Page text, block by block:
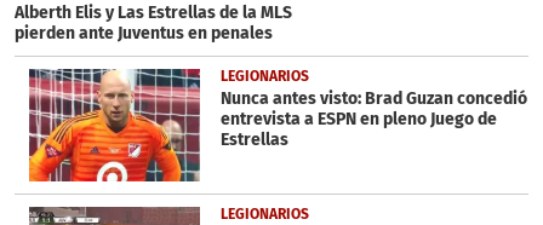
Alberth Elis y Las Estrellas de la MLS
pierden ante Juventus en penales
LEGIONARIOS
Nunca antes visto: Brad Guzan concedió
entrevista a ESPN en pleno Juego de
Estrellas
LEGIONARIOS